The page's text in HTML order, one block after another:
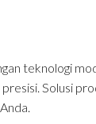
teknologi
Solusi